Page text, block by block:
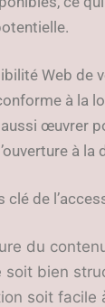
Web de
à la
aussi œuvrer
à la
de
du
soit bien
soit facile